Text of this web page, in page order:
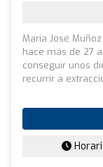
María José
hace más de 27
conseguir unos
recurrir a